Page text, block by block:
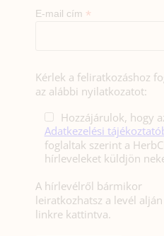
E-mail cím *
Kérlek a feliratkozáshoz
az alábbi nyilatkozatot:
Hozzájárulok, hogy
Adatkezelési
foglaltak szerint a
hírleveleket küldjön
A hírlevélről bármikor
leiratkozhatsz a levél
linkre kattintva.